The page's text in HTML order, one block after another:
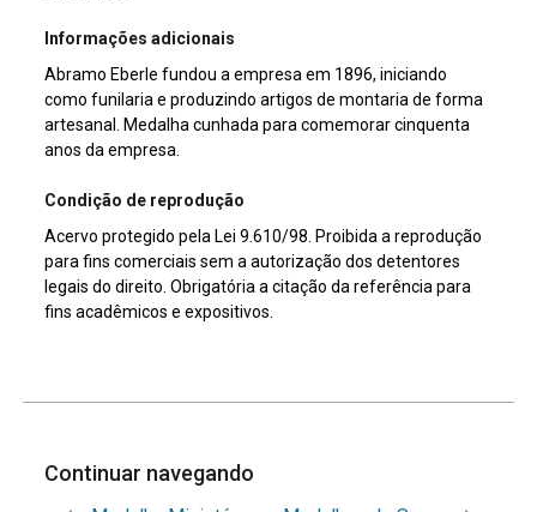
Informações adicionais
Abramo Eberle fundou a empresa em 1896, iniciando
como funilaria e produzindo artigos de montaria de forma
artesanal. Medalha cunhada para comemorar cinquenta
anos da empresa.
Condição de reprodução
Acervo protegido pela Lei 9.610/98. Proibida a reprodução
para fins comerciais sem a autorização dos detentores
legais do direito. Obrigatória a citação da referência para
fins acadêmicos e expositivos.
Continuar navegando